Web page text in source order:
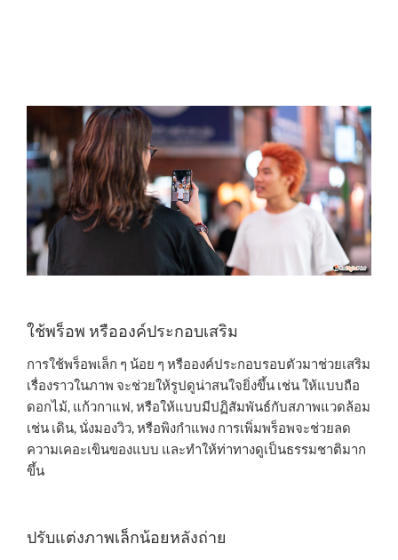
ใช้พร็อพ หรือองค์ประกอบเสริม
การใช้พร็อพเล็ก ๆ น้อย ๆ หรือองค์ประกอบรอบตัวมาช่วยเสริม
เรื่องราวในภาพ จะช่วยให้รูปดูน่าสนใจยิ่งขึ้น เช่น ให้แบบถือ
ดอกไม้, แก้วกาแฟ, หรือให้แบบมีปฏิสัมพันธ์กับสภาพแวดล้อม
เช่น เดิน, นั่งมองวิว, หรือพิงกำแพง การเพิ่มพร็อพจะช่วยลด
ความเคอะเขินของแบบ และทำให้ท่าทางดูเป็นธรรมชาติมาก
ขึ้น
ปรับแต่งภาพเล็กน้อยหลังถ่าย